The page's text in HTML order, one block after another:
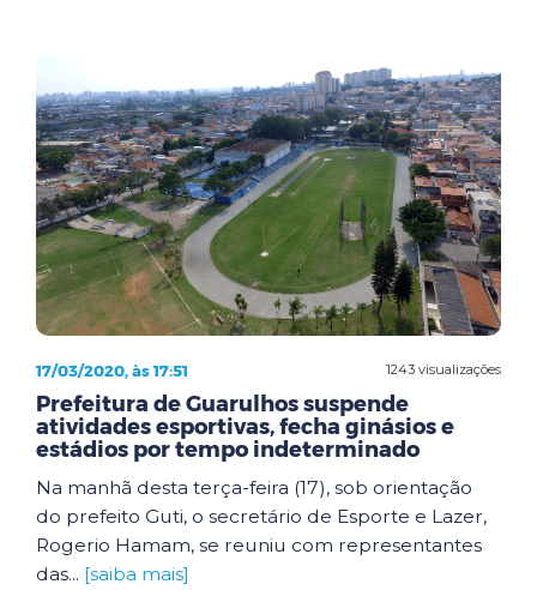
1243 visualizações
17/03/2020, às 17:51
Prefeitura de Guarulhos suspende
atividades esportivas, fecha ginásios e
estádios por tempo indeterminado
Na manhã desta terça-feira (17), sob orientação
do prefeito Guti, o secretário de Esporte e Lazer,
Rogerio Hamam, se reuniu com representantes
das... [saiba mais]